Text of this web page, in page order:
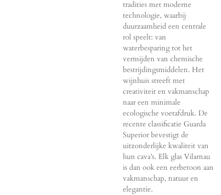
tradities met moderne
technologie, waarbij
duurzaamheid een centrale
rol speelt: van
waterbesparing tot het
vermijden van chemische
bestrijdingsmiddelen. Het
wijnhuis streeft met
creativiteit en vakmanschap
naar een minimale
ecologische voetafdruk. De
recente classificatie Guarda
Superior bevestigt de
uitzonderlijke kwaliteit van
hun cava’s. Elk glas Vilarnau
is dan ook een eerbetoon aan
vakmanschap, natuur en
elegantie.